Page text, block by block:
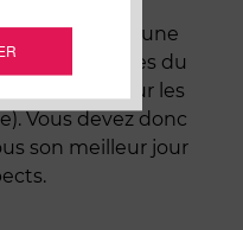
entrent dans une
les offres du
précises sur les
Vous devez donc
son meilleur jour